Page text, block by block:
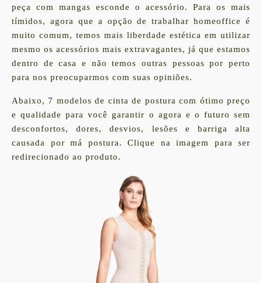
peça com mangas esconde o acessório. Para os mais
tímidos, agora que a opção de trabalhar homeoffice é
muito comum, temos mais liberdade estética em utilizar
mesmo os acessórios mais extravagantes, já que estamos
dentro de casa e não temos outras pessoas por perto
para nos preocuparmos com suas opiniões.
Abaixo, 7 modelos de cinta de postura com ótimo preço
e qualidade para você garantir o agora e o futuro sem
desconfortos, dores, desvios, lesões e barriga alta
causada por má postura. Clique na imagem para ser
redirecionado ao produto.